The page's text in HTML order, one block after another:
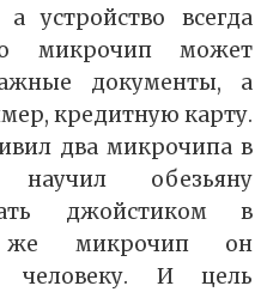
устройство всегда
микрочип может
документы, а
кредитную карту.
два микрочипа в
обезьяну
джойстиком в
же микрочип он
человеку. И цель